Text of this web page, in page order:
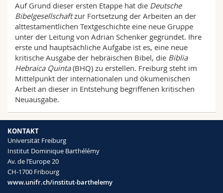
Auf Grund dieser ersten Etappe hat die Deutsche
Bibelgesellschaftzur Fortsetzung der Arbeiten an der
alttestamentlichen Textgeschichte eine neue Gruppe
unter der Leitung von Adrian Schenker gegründet. Ihre
erste und hauptsächliche Aufgabe ist es, eine neue
kritische Ausgabe der hebräischen Bibel, die Biblia
Hebraica Quinta(BHQ) zu erstellen. Freiburg steht im
Mittelpunkt der internationalen und ökumenischen
Arbeit an dieser in Entstehung begriffenen kritischen
Neuausgabe.
KONTAKT
Universität Freiburg
Institut Dominique Barthélémy
Av. de l’Europe 20
CH-1700 Fribourg
www.unifr.ch/institut-barthelemy